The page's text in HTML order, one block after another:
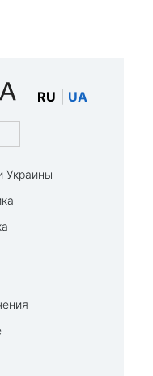
RU UA
Украины